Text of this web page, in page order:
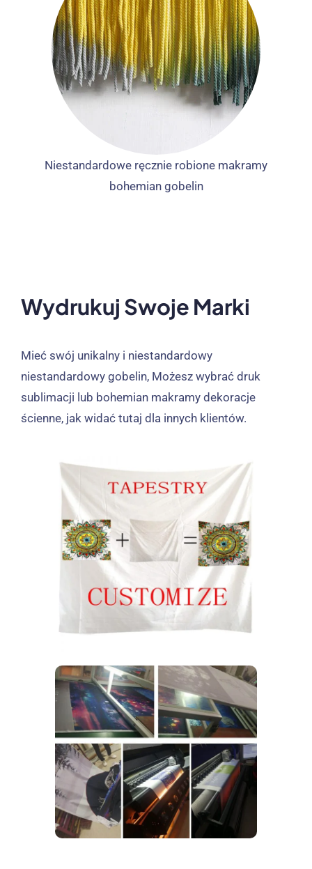
Niestandardowe ręcznie robione makramy
bohemian gobelin
Wydrukuj Swoje Marki
Mieć swój unikalny i niestandardowy
niestandardowy gobelin, Możesz wybrać druk
sublimacji lub bohemian makramy dekoracje
ścienne, jak widać tutaj dla innych klientów.